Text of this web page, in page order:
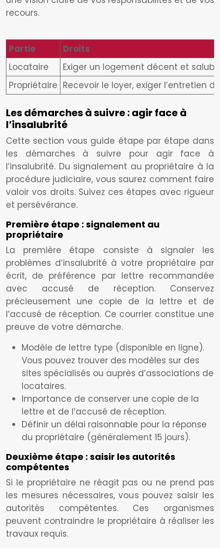
recours.
Partie
Droits
Locataire
Exiger un logement décent et
Propriétaire Recevoir le loyer, exiger l’entretien
Les démarches à suivre : agir face à
l’insalubrité
Cette section vous guide étape par étape dans
les démarches à suivre pour agir face à
l’insalubrité. Du signalement au propriétaire à la
procédure judiciaire, vous saurez comment faire
valoir vos droits. Suivez ces étapes avec rigueur
et persévérance.
Première étape : signalement au
propriétaire
La première étape consiste à signaler les
problèmes d’insalubrité à votre propriétaire par
écrit, de préférence par lettre recommandée
avec accusé de réception. Conservez
précieusement une copie de la lettre et de
l’accusé de réception. Ce courrier constitue une
preuve de votre démarche.
Modèle de lettre type (disponible en ligne).
Vous pouvez trouver des modèles sur des
sites spécialisés ou auprès d’associations de
locataires.
Importance de conserver une copie de la
lettre et de l’accusé de réception.
Définir un délai raisonnable pour la réponse
du propriétaire (généralement 15 jours).
Deuxième étape : saisir les autorités
compétentes
Si le propriétaire ne réagit pas ou ne prend pas
les mesures nécessaires, vous pouvez saisir les
autorités compétentes. Ces organismes
peuvent contraindre le propriétaire à réaliser les
travaux requis.